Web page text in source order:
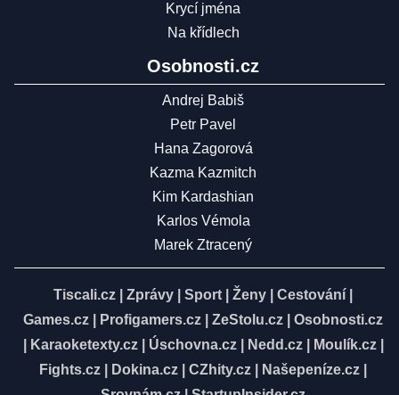
Krycí jména
Na křídlech
Osobnosti.cz
Andrej Babiš
Petr Pavel
Hana Zagorová
Kazma Kazmitch
Kim Kardashian
Karlos Vémola
Marek Ztracený
Tiscali.cz Zprávy Sport Ženy Cestování
Games.cz
Profigamers.cz ZeStolu.cz
Osobnosti.cz
Karaoketexty.cz| Úschovna.cz| Nedd.cz| Moulík.cz|
Fights.cz
Dokina.cz CZhity.cz Našepeníze.cz